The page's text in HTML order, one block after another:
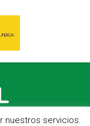
nuestros servicios.